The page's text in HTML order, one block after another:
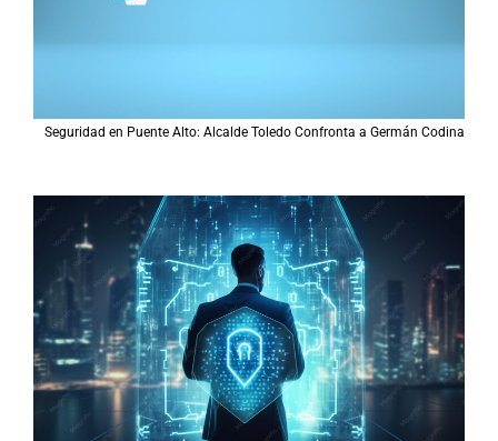
Seguridad en Puente Alto: Alcalde Toledo Confronta a Germán Codina